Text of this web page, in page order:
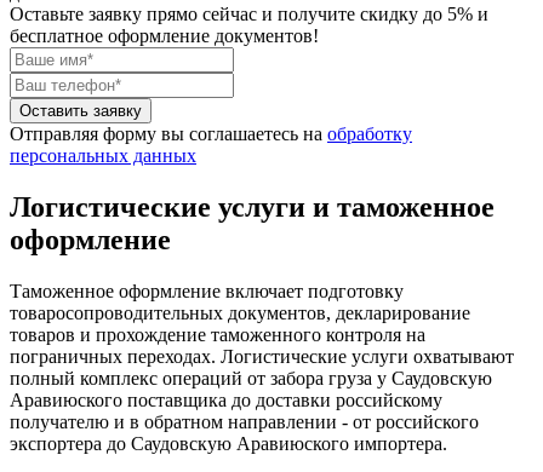
Оставьте заявку прямо сейчас и получите скидку до 5% и
бесплатное оформление документов!
Оставить заявку
Отправляя форму вы соглашаетесь на обработку
персональных данных
Логистические услуги и таможенное
оформление
Таможенное оформление включает подготовку
товаросопроводительных документов, декларирование
товаров и прохождение таможенного контроля на
пограничных переходах. Логистические услуги охватывают
полный комплекс операций от забора груза у Саудовскую
Аравиюского поставщика до доставки российскому
получателю и в обратном направлении - от российского
экспортера до Саудовскую Аравиюского импортера.